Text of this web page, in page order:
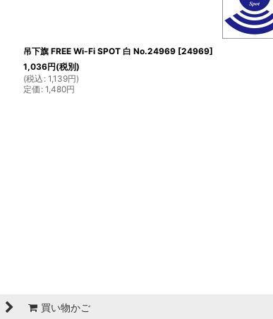
吊下旗 FREE Wi-Fi SPOT 白 No.24969 [24969]
1,036円(税別)
(税込 : 1,139円)
定価 : 1,480円
買い物かご